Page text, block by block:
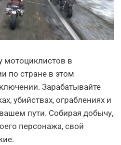
мотоциклистов в
по стране в этом
Зарабатывайте
убийствах, ограблениях и
пути. Собирая добычу,
персонажа, свой